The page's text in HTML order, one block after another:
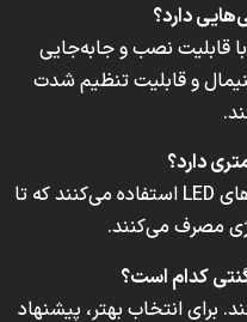
دارد؟
قابلیت نصب و جابه‌جایی
و قابلیت تنظیم شدت
دارد؟
بله، چراغ‌های مگنتی معمولا از لامپ‌های LED استفاده می‌کنند که تا
کدام است؟
برای انتخاب بهتر، پیشنهاد